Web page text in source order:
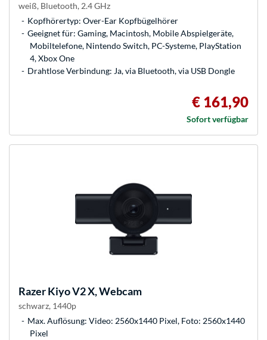
weiß, Bluetooth, 2.4 GHz
Kopfhörertyp: Over-Ear Kopfbügelhörer
Geeignet für: Gaming, Macintosh, Mobile Abspielgeräte,
Mobiltelefone, Nintendo Switch, PC-Systeme, PlayStation
4, Xbox One
Drahtlose Verbindung: Ja, via Bluetooth, via USB Dongle
€ 161,90
Sofort verfügbar
RazerKiyo V2 X, Webcam
schwarz, 1440p
Max. Auflösung: Video: 2560x1440 Pixel, Foto: 2560x1440
Pixel